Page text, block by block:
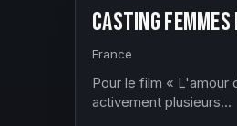
Casting
France
Pour le film « L'amour
activement plusieurs...